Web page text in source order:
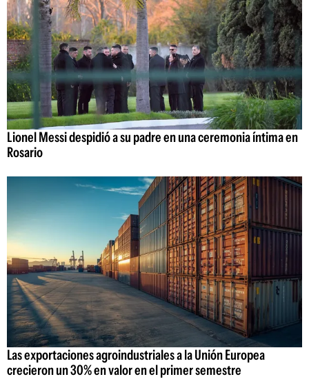
Lionel Messi despidió a su padre en una ceremonia íntima en
Rosario
Las exportaciones agroindustriales a la Unión Europea
crecieron un 30% en valor en el primer semestre